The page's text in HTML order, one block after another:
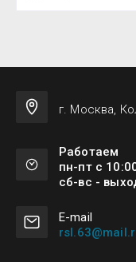
г. Москва,
Работаем
пн-пт с
сб-вс -
Е-mail